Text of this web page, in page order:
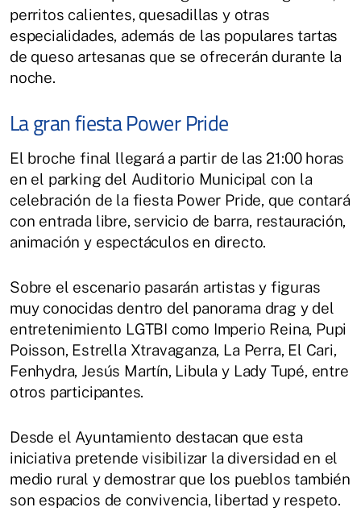
perritos calientes, quesadillas y otras
especialidades, además de las populares tartas
de queso artesanas que se ofrecerán durante la
noche.
La gran fiesta Power Pride
El broche final llegará a partir de las 21:00 horas
en el parking del Auditorio Municipal con la
celebración de la fiesta Power Pride, que contará
con entrada libre, servicio de barra, restauración,
animación y espectáculos en directo.
Sobre el escenario pasarán artistas y figuras
muy conocidas dentro del panorama drag y del
entretenimiento LGTBI como Imperio Reina, Pupi
Poisson, Estrella Xtravaganza, La Perra, El Cari,
Fenhydra, Jesús Martín, Libula y Lady Tupé, entre
otros participantes.
Desde el Ayuntamiento destacan que esta
iniciativa pretende visibilizar la diversidad en el
medio rural y demostrar que los pueblos también
son espacios de convivencia, libertad y respeto.